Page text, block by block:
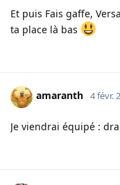
Et puis Fais gaffe,
ta place là bas
amaranth 4 févr.
Je viendrai équipé :